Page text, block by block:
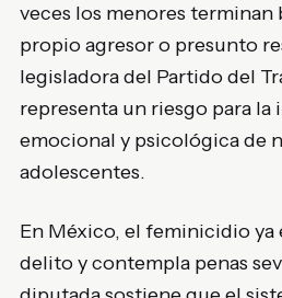
veces los menores terminan
propio agresor o presunto
legisladora del Partido del
representa un riesgo para la
emocional y psicológica de
adolescentes.
En México, el feminicidio
delito y contempla penas